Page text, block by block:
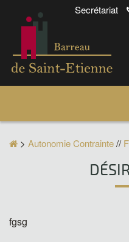
Secrétariat
> Autonomie Contrainte//
fgsg